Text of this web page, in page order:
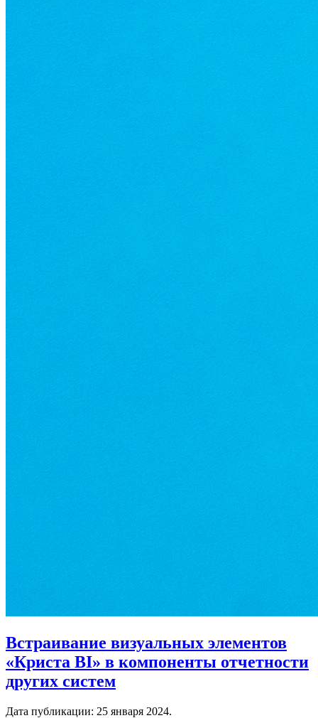
Встраивание визуальных элементов
«Криста BI» в компоненты отчетности
других систем
Дата публикации: 25 января 2024.